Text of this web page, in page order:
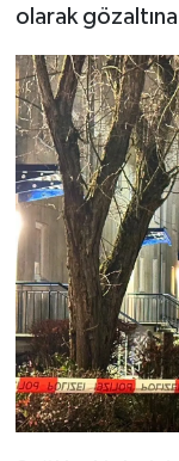
olarak gözaltına